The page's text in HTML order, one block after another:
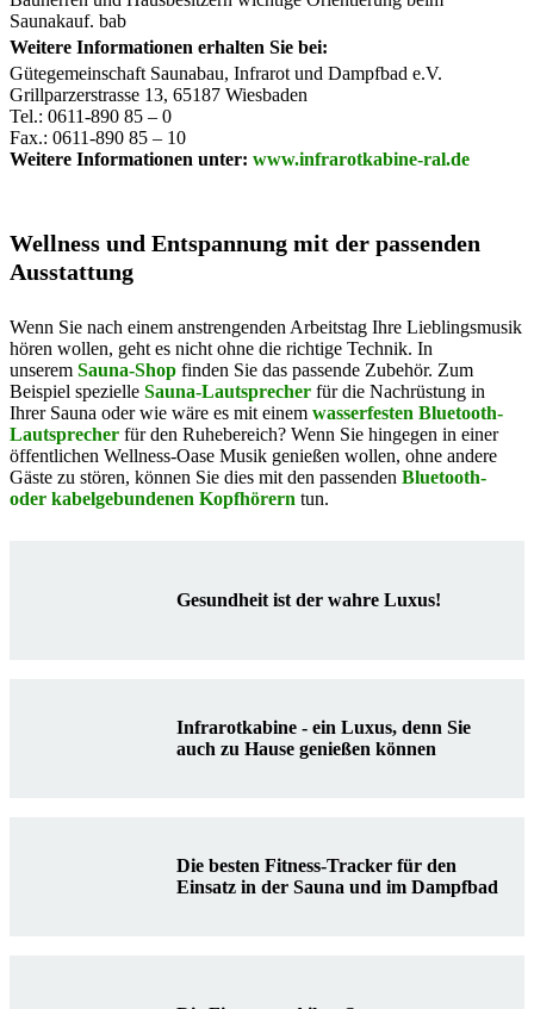
Saunakauf. bab
Weitere Informationen erhalten Sie bei:
Gütegemeinschaft Saunabau, Infrarot und Dampfbad e.V.
Grillparzerstrasse 13, 65187 Wiesbaden
Tel.: 0611-890 85 – 0
Fax.: 0611-890 85 – 10
Weitere Informationen unter: www.infrarotkabine-ral.de
Wellness und Entspannung mit der passenden
Ausstattung
Wenn Sie nach einem anstrengenden Arbeitstag Ihre Lieblingsmusik
hören wollen, geht es nicht ohne die richtige Technik. In
unserem Sauna-Shop finden Sie das passende Zubehör. Zum
Beispiel spezielle Sauna-Lautsprecher für die Nachrüstung in
Ihrer Sauna oder wie wäre es mit einem wasserfesten Bluetooth-
Lautsprecher für den Ruhebereich? Wenn Sie hingegen in einer
öffentlichen Wellness-Oase Musik genießen wollen, ohne andere
Gäste zu stören, können Sie dies mit den passenden Bluetooth-
oder kabelgebundenen Kopfhörern tun.
Gesundheit ist der wahre Luxus!
Infrarotkabine - ein Luxus, denn Sie
auch zu Hause genießen können
Die besten Fitness-Tracker für den
Einsatz in der Sauna und im Dampfbad